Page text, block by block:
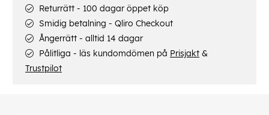
Returrätt - 100 dagar öppet köp
Smidig betalning - Qliro Checkout
Ångerrätt - alltid 14 dagar
Pålitliga - läs kundomdömen på Prisjakt &
Trustpilot